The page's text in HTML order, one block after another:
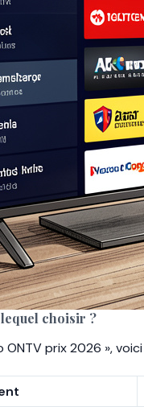
choisir ?
prix 2026 »,